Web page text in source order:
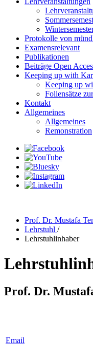
Protokolle von
Examensrelevant
Publikationen
Beiträge Open
Keeping up with
Keeping up
Foliensätze
Kontakt
Allgemeines
Allgemeines
Remonstration
Prof. Dr. Mustafa
Lehrstuhl /
Lehrstuhlinhaber
Prof. Dr.
Email